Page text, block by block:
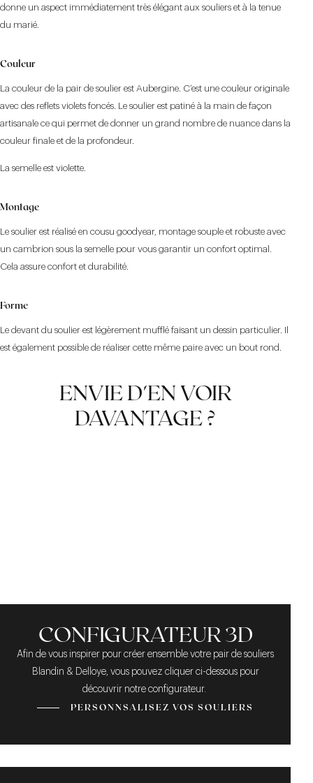
donne un aspect immédiatement très élégant aux souliers et à la tenue
du marié.
Couleur
La couleur de la pair de soulier est Aubergine. C’est une couleur originale
avec des reflets violets foncés. Le soulier est patiné à la main de façon
artisanale ce qui permet de donner un grand nombre de nuance dans la
couleur finale et de la profondeur.
La semelle est violette.
Montage
Le soulier est réalisé en cousu goodyear, montage souple et robuste avec
un cambrion sous la semelle pour vous garantir un confort optimal.
Cela assure confort et durabilité.
Forme
Le devant du soulier est légèrement mufflé faisant un dessin particulier. Il
est également possible de réaliser cette même paire avec un bout rond.
ENVIE D'EN VOIR
DAVANTAGE ?
DES LIGNES ÉPURÉES
UNE COULEUR
UN MONTAGE SOLIDE
CONFIGURATEUR 3D
Afin de vous inspirer pour créer ensemble votre pair de souliers
Blandin & Delloye, vous pouvez cliquer ci-dessous pour
découvrir notre configurateur.
PERSONNSALISEZ VOS SOULIERS